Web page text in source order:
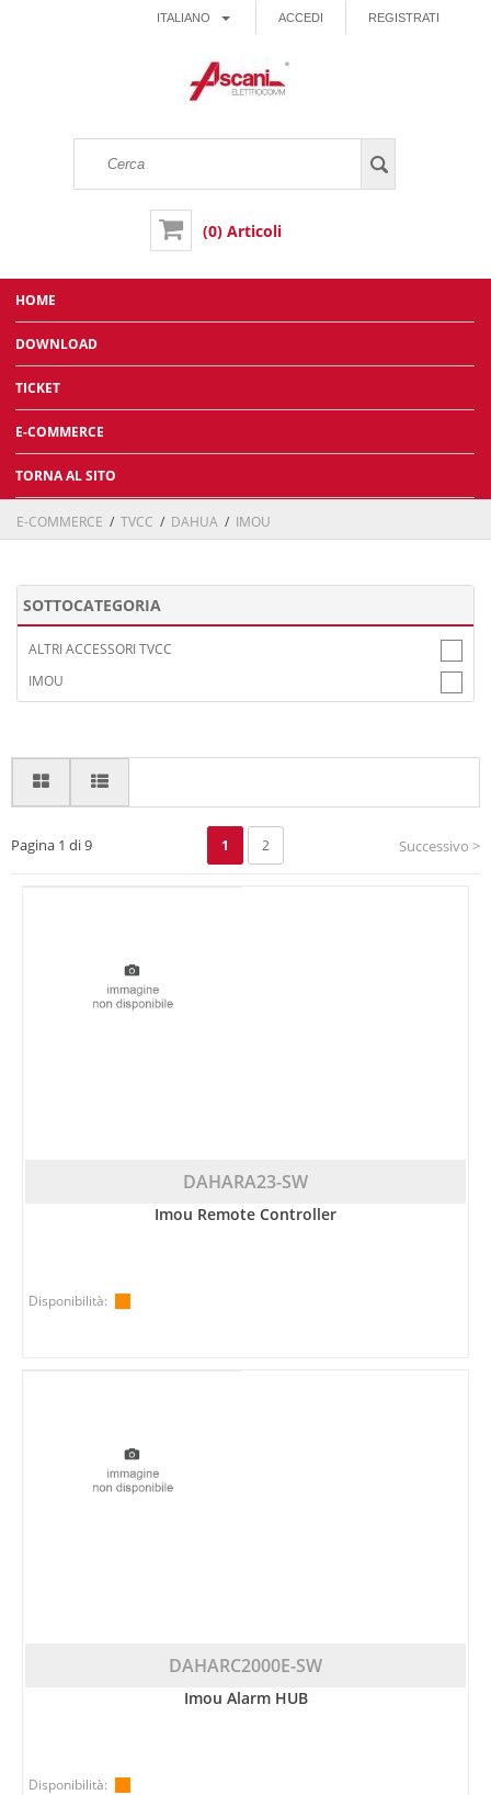
ACCEDI REGISTRATI
ITALIANO
(0) Articoli
HOME
DOWNLOAD
TICKET
E-COMMERCE
TORNA AL SITO
E-COMMERCE / TVCC / DAHUA / IMOU
SOTTOCATEGORIA
ALTRI ACCESSORI TVCC
IMOU
Pagina 1 di 9 1 2 Successivo >
DAHARA23-SW
Imou Remote Controller
Disponibilità:
DAHARC2000E-SW
Imou Alarm HUB
Disponibilità: